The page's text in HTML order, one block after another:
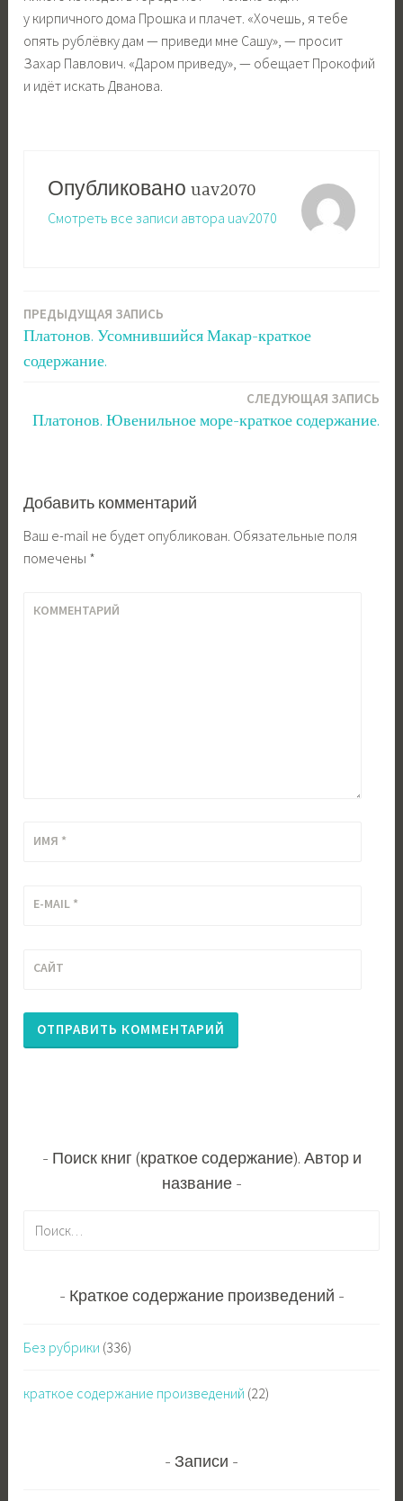
у кирпичного дома Прошка и плачет. «Хочешь, я тебе
опять рублёвку дам — приведи мне Сашу», — просит
Захар Павлович. «Даром приведу», — обещает Прокофий
и идёт искать Дванова.
Опубликовано uav2070
Смотреть все записи автора uav2070
Навигация
ПРЕДЫДУЩАЯ ЗАПИСЬ
Платонов. Усомнившийся Макар-краткое
содержание.
СЛЕДУЮЩАЯ ЗАПИСЬ
Платонов. Ювенильное море-краткое содержание.
Добавить комментарий
Ваш e-mail не будет опубликован. Обязательные поля
помечены *
КОММЕНТАРИЙ
ИМЯ *
E-MAIL *
САЙТ
Поиск книг (краткое содержание). Автор и
название
Краткое содержание произведений
Без рубрики (336)
краткое содержание произведений (22)
Записи